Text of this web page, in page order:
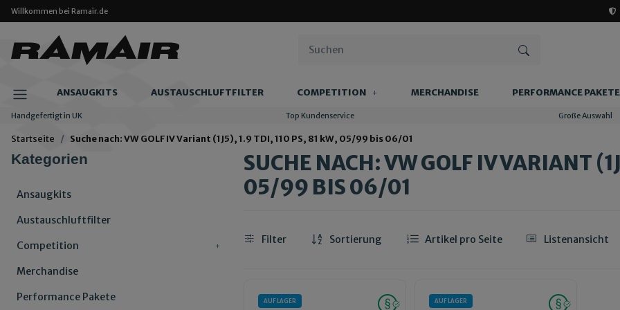
Willkommen bei Ramair.de
ANSAUGKITS AUSTAUSCHLUFTFILTER COMPETITION MERCHANDISE PERFORMANCE PAKETE
Handgefertigt in UK Top Kundenservice Große Auswahl
Startseite Suche nach: VW GOLF IV Variant (1J5), 1.9 TDI, 110 PS, 81 kW, 05/99 bis 06/01
SUCHE NACH: VW GOLF IV VARIANT
05/99 BIS 06/01
Filter Sortierung Artikel pro Seite Listenansicht
AUF LAGER AUF LAGER
Kategorien
Ansaugkits
Austauschluftfilter
Competition
Merchandise
Performance Pakete